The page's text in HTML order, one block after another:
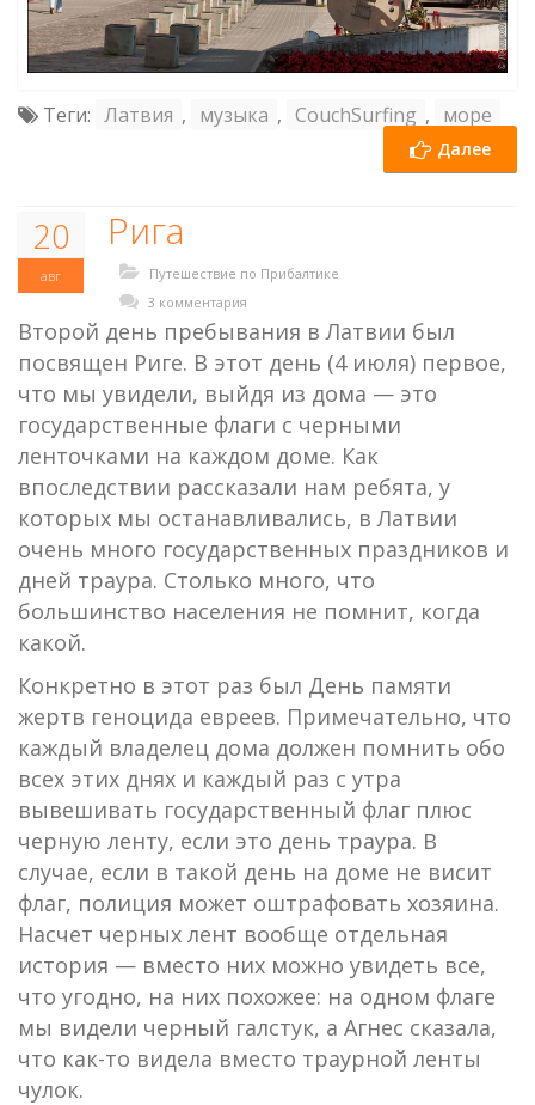
Теги: Латвия , музыка , CouchSurfing , море
Далее
20
авг
Рига
Путешествие по Прибалтике
3 комментария
Второй день пребывания в Латвии был
посвящен Риге. В этот день (4 июля) первое,
что мы увидели, выйдя из дома — это
государственные флаги с черными
ленточками на каждом доме. Как
впоследствии рассказали нам ребята, у
которых мы останавливались, в Латвии
очень много государственных праздников и
дней траура. Столько много, что
большинство населения не помнит, когда
какой.
Конкретно в этот раз был День памяти
жертв геноцида евреев. Примечательно, что
каждый владелец дома должен помнить обо
всех этих днях и каждый раз с утра
вывешивать государственный флаг плюс
черную ленту, если это день траура. В
случае, если в такой день на доме не висит
флаг, полиция может оштрафовать хозяина.
Насчет черных лент вообще отдельная
история — вместо них можно увидеть все,
что угодно, на них похожее: на одном флаге
мы видели черный галстук, а Агнес сказала,
что как-то видела вместо траурной ленты
чулок.